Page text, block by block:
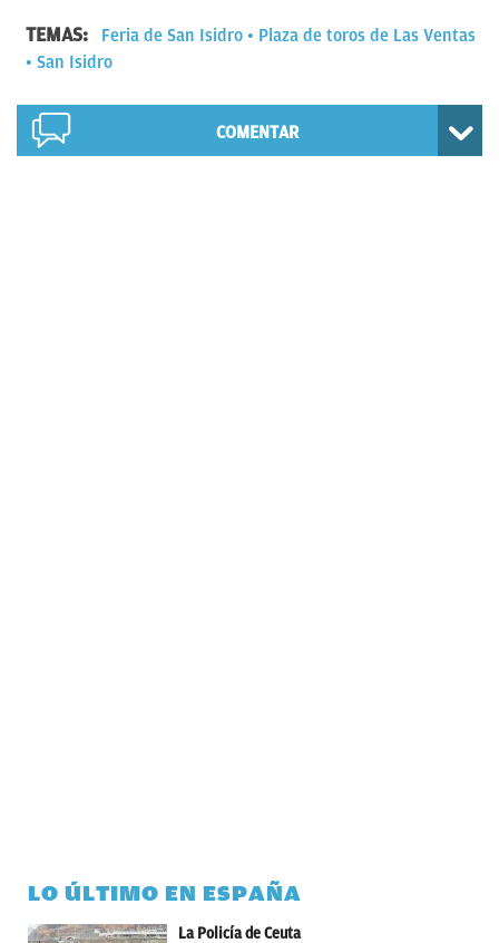
TEMAS: Feria de San Isidro
Plaza de toros de Las Ventas
San Isidro
COMENTAR
LO ÚLTIMO EN ESPAÑA
La Policía de Ceuta